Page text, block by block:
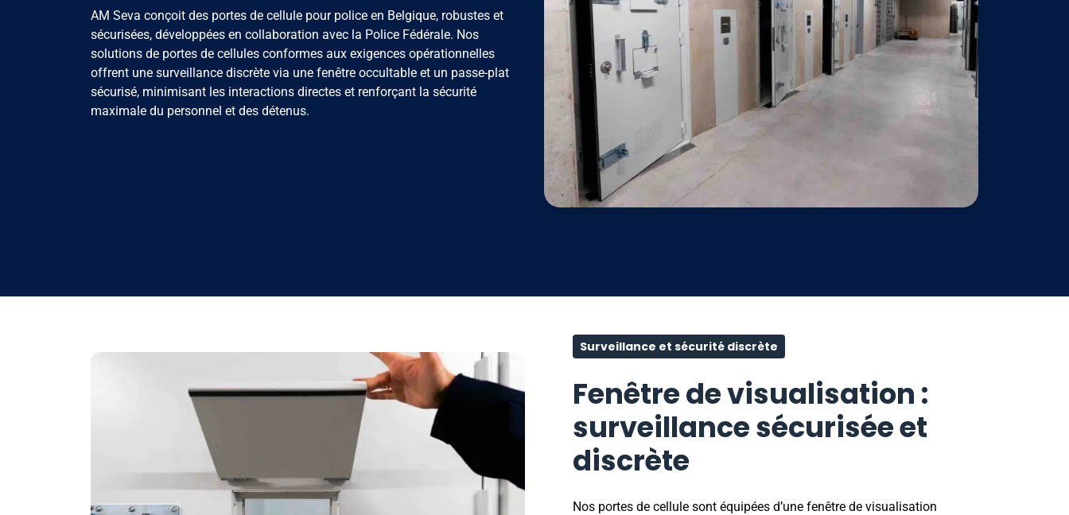
AM Seva conçoit des portes de cellule pour police en Belgique, robustes et
sécurisées, développées en collaboration avec la Police Fédérale. Nos
solutions de portes de cellules conformes aux exigences opérationnelles
offrent une surveillance discrète via une fenêtre occultable et un passe-plat
sécurisé, minimisant les interactions directes et renforçant la sécurité
maximale du personnel et des détenus.
Surveillance et sécurité discrète
Fenêtre de visualisation :
surveillance sécurisée et
discrète
Nos portes de cellule sont équipées d’une fenêtre de visualisation